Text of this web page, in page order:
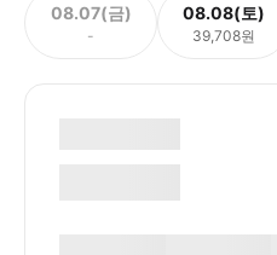
08.07(금)
-
08.08(토)
39,708원